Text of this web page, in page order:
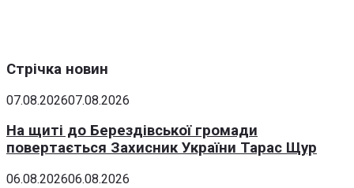
Стрічка новин
07.08.202607.08.2026
На щиті до Берездівської громади
повертається Захисник України Тарас Щур
06.08.202606.08.2026